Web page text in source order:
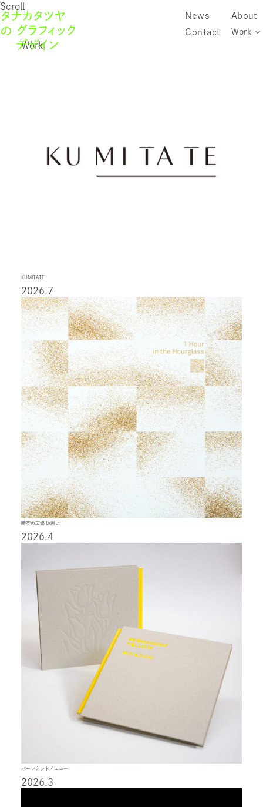
News
About
Contact
Work
Scroll
Work
KUMITATE
2026.7
時空の広場 仮囲い
2026.4
パーマネントイエロー
2026.3